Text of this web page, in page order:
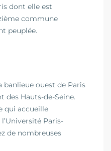
dont elle est
commune
peuplée.
banlieue ouest de Paris
des Hauts-de-Seine.
qui accueille
Paris-
de nombreuses